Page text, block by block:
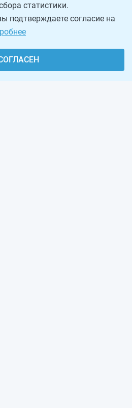
статистики.
подтверждаете согласие на